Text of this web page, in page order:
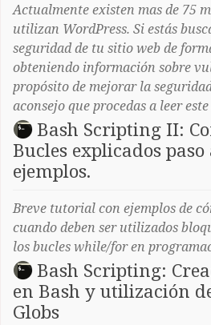
Actualmente existen mas de 75
utilizan WordPress. Si estás
seguridad de tu sitio web de
obteniendo información sobre
propósito de mejorar la
aconsejo que procedas a leer
Bash Scripting II:
Bucles explicados paso
ejemplos.
Breve tutorial con ejemplos de
cuando deben ser utilizados
los bucles while/for en
Bash Scripting:
en Bash y utilización
Globs